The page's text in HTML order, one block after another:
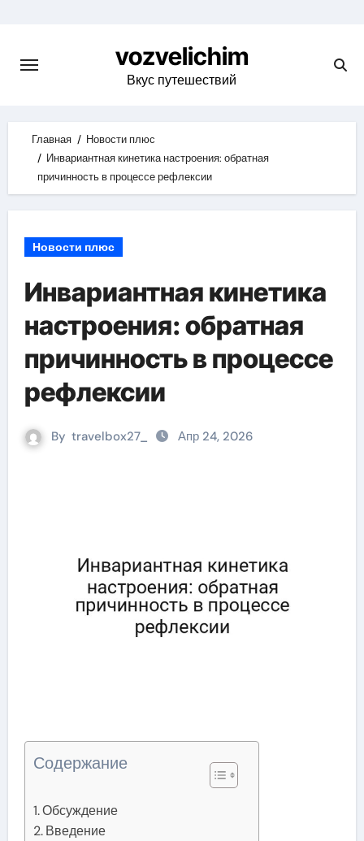
content
vozvelichim
Вкус путешествий
Главная
Новости плюс
Инвариантная кинетика настроения: обратная
причинность в процессе рефлексии
Новости плюс
Инвариантная кинетика
настроения: обратная
причинность в процессе
рефлексии
By travelbox27_ Апр 24, 2026
Содержание
Обсуждение
Введение